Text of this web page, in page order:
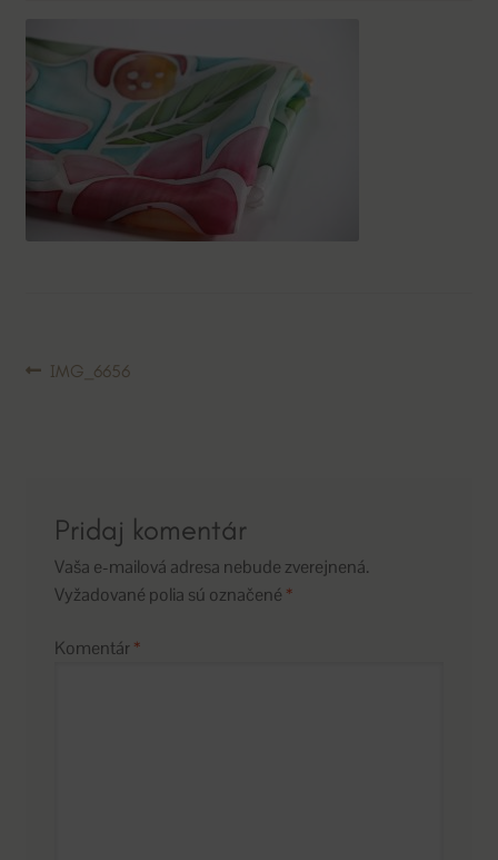
Kontakt
Navigácia
Predchádzajúci
IMG_6656
Pridaj komentár
Vaša e-mailová adresa nebude zverejnená.
Vyžadované polia sú označené *
Komentár*